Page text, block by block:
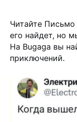
Читайте
его найдет, но
На Bugaga вы
приключений.